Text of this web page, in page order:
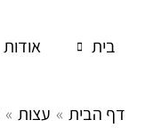
בית אודות
דף הבית עצות